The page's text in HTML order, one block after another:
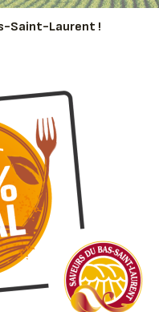
Saint-Laurent !